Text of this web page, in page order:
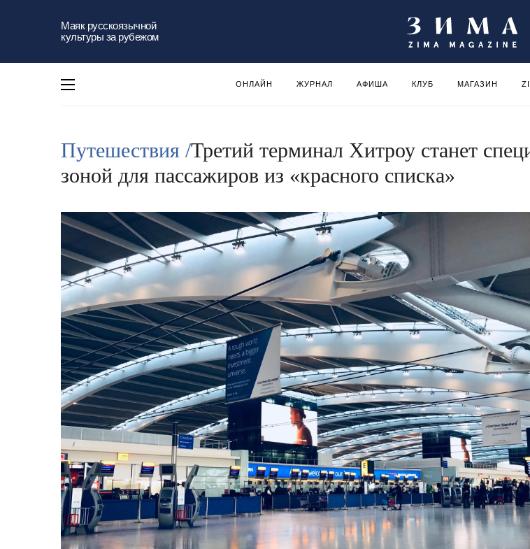
Маяк русскоязычной
культуры за рубежом
ОНЛАЙН ЖУРНАЛ АФИША КЛУБ МАГАЗИН
Путешествия /Третий терминал Хитроу станет
зоной для пассажиров из «красного списка»